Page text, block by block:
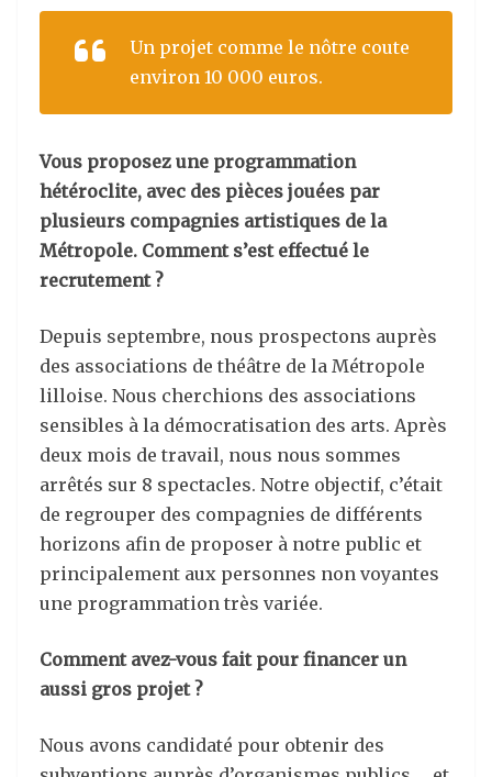
Un projet comme le nôtre coute
environ 10 000 euros.
Vous proposez une programmation
hétéroclite, avec des pièces jouées par
plusieurs compagnies artistiques de la
Métropole. Comment s’est effectué le
recrutement ?
Depuis septembre, nous prospectons auprès
des associations de théâtre de la Métropole
lilloise. Nous cherchions des associations
sensibles à la démocratisation des arts. Après
deux mois de travail, nous nous sommes
arrêtés sur 8 spectacles. Notre objectif, c’était
de regrouper des compagnies de différents
horizons afin de proposer à notre public et
principalement aux personnes non voyantes
une programmation très variée.
Comment avez-vous fait pour financer un
aussi gros projet ?
Nous avons candidaté pour obtenir des